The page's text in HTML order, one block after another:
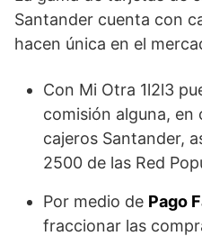
Santander cuenta con
hacen única en el
Con Mi Otra 1l2l3
comisión alguna, en
cajeros Santander,
2500 de las Red
Por medio de Pago
fraccionar las